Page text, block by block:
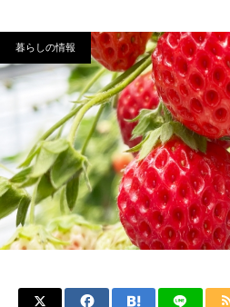
暮らしの情報